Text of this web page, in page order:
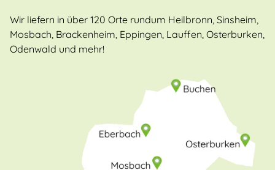
Wir liefern in über 120 Orte rundum Heilbronn, Sinsheim,
Mosbach, Brackenheim, Eppingen, Lauffen, Osterburken,
Odenwald und mehr!